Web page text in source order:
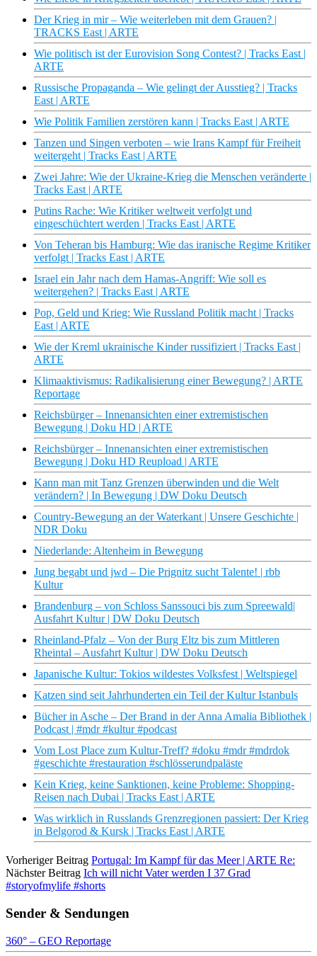
Der Krieg in mir – Wie weiterleben mit dem Grauen? |
TRACKS East | ARTE
Wie politisch ist der Eurovision Song Contest? | Tracks East |
ARTE
Russische Propaganda – Wie gelingt der Ausstieg? | Tracks
East | ARTE
Wie Politik Familien zerstören kann | Tracks East | ARTE
Tanzen und Singen verboten – wie Irans Kampf für Freiheit
weitergeht | Tracks East | ARTE
Zwei Jahre: Wie der Ukraine-Krieg die Menschen veränderte |
Tracks East | ARTE
Putins Rache: Wie Kritiker weltweit verfolgt und
eingeschüchtert werden | Tracks East | ARTE
Von Teheran bis Hamburg: Wie das iranische Regime Kritiker
verfolgt | Tracks East | ARTE
Israel ein Jahr nach dem Hamas-Angriff: Wie soll es
weitergehen? | Tracks East | ARTE
Pop, Geld und Krieg: Wie Russland Politik macht | Tracks
East | ARTE
Wie der Kreml ukrainische Kinder russifiziert | Tracks East |
ARTE
Klimaaktivismus: Radikalisierung einer Bewegung? | ARTE
Reportage
Reichsbürger – Innenansichten einer extremistischen
Bewegung | Doku HD | ARTE
Reichsbürger – Innenansichten einer extremistischen
Bewegung | Doku HD Reupload | ARTE
Kann man mit Tanz Grenzen überwinden und die Welt
verändern? | In Bewegung | DW Doku Deutsch
Country-Bewegung an der Waterkant | Unsere Geschichte |
NDR Doku
Niederlande: Altenheim in Bewegung
Jung begabt und jwd – Die Prignitz sucht Talente! | rbb
Kultur
Brandenburg – von Schloss Sanssouci bis zum Spreewald|
Ausfahrt Kultur | DW Doku Deutsch
Rheinland-Pfalz – Von der Burg Eltz bis zum Mittleren
Rheintal – Ausfahrt Kultur | DW Doku Deutsch
Japanische Kultur: Tokios wildestes Volksfest | Weltspiegel
Katzen sind seit Jahrhunderten ein Teil der Kultur Istanbuls
Bücher in Asche – Der Brand in der Anna Amalia Bibliothek |
Podcast | #mdr #kultur #podcast
Vom Lost Place zum Kultur-Treff? #doku #mdr #mdrdok
#geschichte #restauration #schlösserundpaläste
Kein Krieg, keine Sanktionen, keine Probleme: Shopping-
Reisen nach Dubai | Tracks East | ARTE
Was wirklich in Russlands Grenzregionen passiert: Der Krieg
in Belgorod & Kursk | Tracks East | ARTE
Vorheriger Beitrag Portugal: Im Kampf für das Meer | ARTE Re:
Nächster Beitrag Ich will nicht Vater werden I 37 Grad
#storyofmylife #shorts
Sender & Sendungen
360° – GEO Reportage